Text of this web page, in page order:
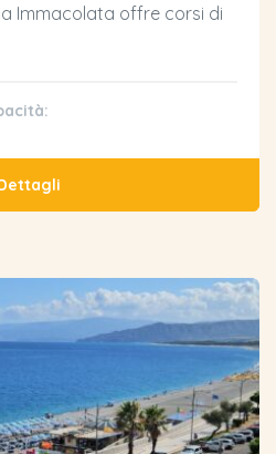
Immacolata offre corsi di